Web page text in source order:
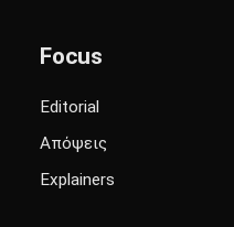
Focus
Editorial
Απόψεις
Explainers